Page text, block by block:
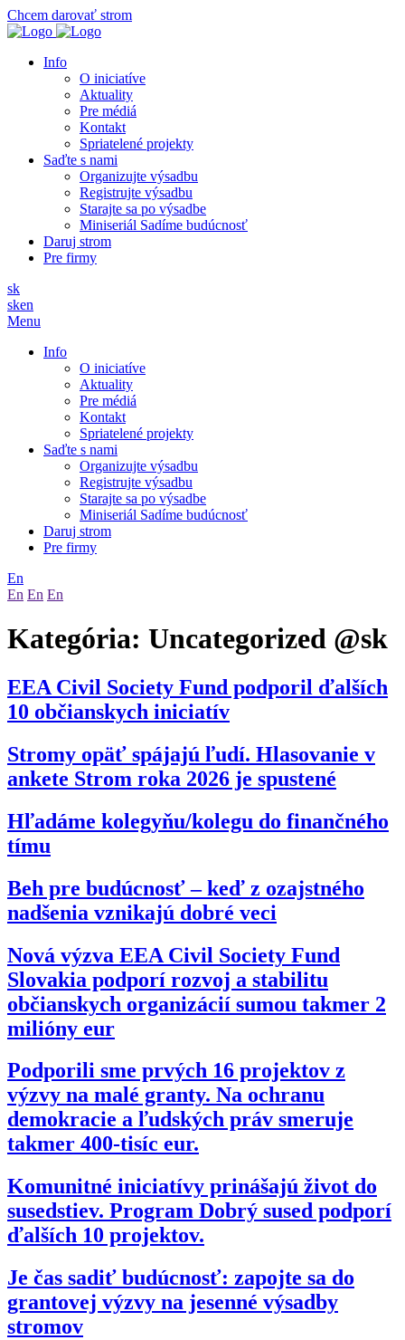
Chcem darovať strom
Info
O iniciatíve
Aktuality
Pre médiá
Kontakt
Spriatelené projekty
Saďte s nami
Organizujte výsadbu
Registrujte výsadbu
Starajte sa po výsadbe
Miniseriál Sadíme budúcnosť
Daruj strom
Pre firmy
sk
sken
Menu
Info
O iniciatíve
Aktuality
Pre médiá
Kontakt
Spriatelené projekty
Saďte s nami
Organizujte výsadbu
Registrujte výsadbu
Starajte sa po výsadbe
Miniseriál Sadíme budúcnosť
Daruj strom
Pre firmy
En
En En En
Kategória: Uncategorized @sk
EEA Civil Society Fund podporil ďalších
10 občianskych iniciatív
Stromy opäť spájajú ľudí. Hlasovanie v
ankete Strom roka 2026 je spustené
Hľadáme kolegyňu/kolegu do finančného
tímu
Beh pre budúcnosť – keď z ozajstného
nadšenia vznikajú dobré veci
Nová výzva EEA Civil Society Fund
Slovakia podporí rozvoj a stabilitu
občianskych organizácií sumou takmer 2
milióny eur
Podporili sme prvých 16 projektov z
výzvy na malé granty. Na ochranu
demokracie a ľudských práv smeruje
takmer 400-tisíc eur.
Komunitné iniciatívy prinášajú život do
susedstiev. Program Dobrý sused podporí
ďalších 10 projektov.
Je čas sadiť budúcnosť: zapojte sa do
grantovej výzvy na jesenné výsadby
stromov